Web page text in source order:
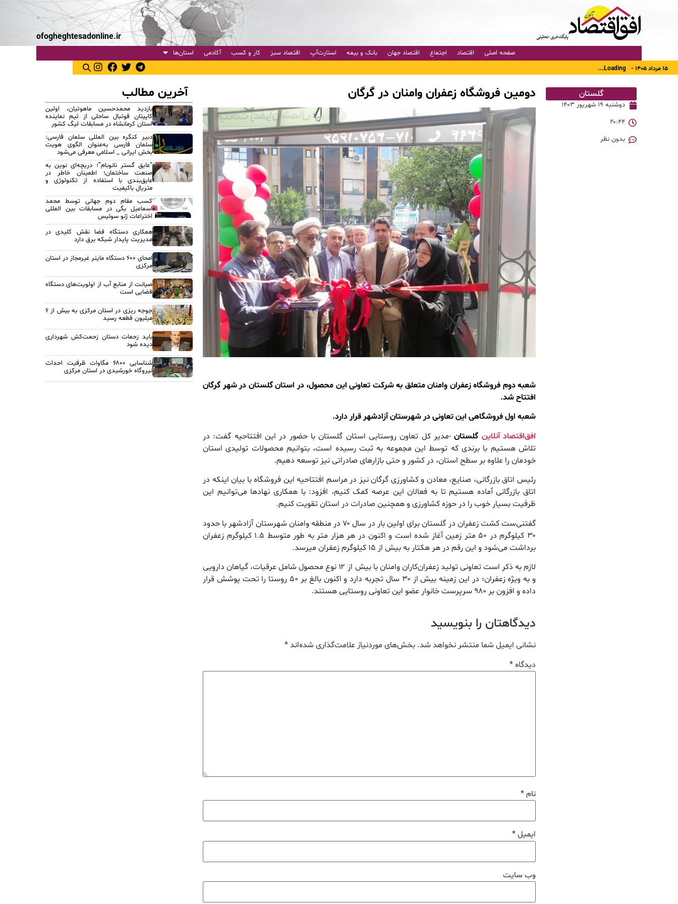
ofogheghtesadonline.ir
صفحه اصلی اقتصاد اجتماع اقتصاد جهان بانک و بیمه استارت‌آپ اقتصاد سبز کار و کسب آکادمی استان‌ها
۱۵ مرداد ۱۴۰۵ - Loading...
گلستان
دوشنبه ۱۹ شهریور ۱۴۰۳
۲۰:۴۴
بدون نظر
دومین فروشگاه زعفران وامنان در گرگان
شعبه دوم فروشگاه زعفران وامنان متعلق به شرکت تعاونی این محصول، در استان گلستان در شهر گرگان
افتتاح شد.
شعبه اول فروشگاهی این تعاونی در شهرستان آزادشهر قرار دارد.
افق‌اقتصاد آنلاین گلستان-مدیر کل تعاون روستایی استان گلستان با حضور در این افتتاحیه گفت: در
تلاش هستیم با برندی که توسط این مجموعه به ثبت رسیده است، بتوانیم محصولات تولیدی استان
خودمان را علاوه بر سطح استان، در کشور و حتی بازارهای صادراتی نیز توسعه دهیم.
رئیس اتاق بازرگانی، صنایع، معادن و کشاورزی گرگان نیز در مراسم افتتاحیه این فروشگاه با بیان اینکه در
اتاق بازرگانی آماده هستیم تا به فعالان این عرصه کمک کنیم، افزود: با همکاری نهادها می‌توانیم این
ظرفیت بسیار خوب را در حوزه کشاورزی و همچنین صادرات در استان تقویت کنیم.
گفتنی‌ست کشت زعفران در گلستان برای اولین بار در سال ۷۰ در منطقه وامنان شهرستان آزادشهر با حدود
۳۰ کیلوگرم در ۵۰ متر زمین آغاز شده است و اکنون در هر هزار متر به طور متوسط ۱.۵ کیلوگرم زعفران
برداشت می‌شود و این رقم در هر هکتار به بیش از ۱۵ کیلوگرم زعفران میرسد.
لازم به ذکر است تعاونی تولید زعفران‌کاران وامنان با بیش از ۱۲ نوع محصول شامل عرقیات، گیاهان دارویی
و به ویژه زعفران؛ در این زمینه بیش از ۳۰ سال تجربه دارد و اکنون بالغ بر ۵۰ روستا را تحت پوشش قرار
داده ‌و افزون بر ۹۸۰ سرپرست خانوار عضو این تعاونی روستایی هستند.
دیدگاهتان را بنویسید
نشانی ایمیل شما منتشر نخواهد شد. بخش‌های موردنیاز علامت‌گذاری شده‌اند*
دیدگاه*
نام*
ایمیل*
وب‌ سایت
آخرین مطالب
بازدید محمدحسین ماهوتیان، اولین
کاپیتان فوتبال ساحلی از تیم نماینده
استان کرمانشاه در مسابقات لیگ کشور
دبیر کنگره بین المللی سلمان فارسی:
سلمان فارسی به‌عنوان الگوی هویت
بخش ایرانی _ اسلامی معرفی می‌شود
“عایق گستر نانوبام”؛ دریچه‌ای نوین به
صنعت ساختمان؛ اطمینان خاطر در
عایق‌بندی با استفاده از تکنولوژی و
متریال باکیفیت
کسب مقام دوم جهانی توسط محمد
اسماعیل بگی در مسابقات بین المللی
اختراعات ژنو سوئیس
همکاری دستگاه قضا نقش کلیدی در
مدیریت پایدار شبکه برق دارد
امحای ۶۰۰ دستگاه ماینر غیرمجاز در استان
مرکزی
صیانت از منابع آب از اولویت‌های دستگاه
قضایی است
جوجه ریزی در استان مرکزی به بیش از ۶
میلیون قطعه رسید
باید زحمات دستان زحمت‌کش شهرداری
دیده شود
شناسایی ۶۸۰۰ مگاوات ظرفیت احداث
نیروگاه خورشیدی در استان مرکزی